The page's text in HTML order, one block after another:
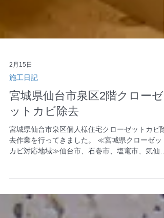
2月15日
施工日記
宮城県仙台市泉区2階クローゼ
ットカビ除去
去作業を行ってきました。 ≪宮城県クローゼッ
市、白石市、名取市、角田市、多賀城市、岩沼
市、登米市、栗原市、東松島市、大崎市、富谷